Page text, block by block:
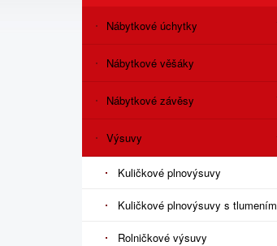
Nábytkové úchytky
Nábytkové věšáky
Nábytkové závěsy
Výsuvy
Kuličkové plnovýsuvy
Kuličkové plnovýsuvy s tlumením
Rolničkové výsuvy